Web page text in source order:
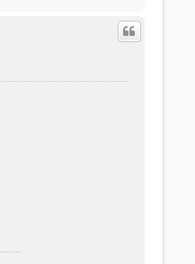
u